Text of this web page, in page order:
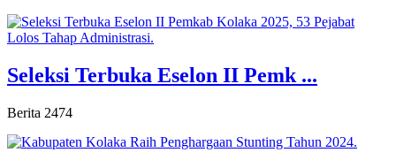
Seleksi Terbuka Eselon II Pemk ...
Berita 2474